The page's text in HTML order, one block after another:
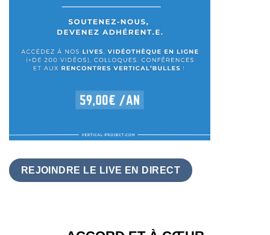
REJOINDRE LE LIVE EN DIRECT